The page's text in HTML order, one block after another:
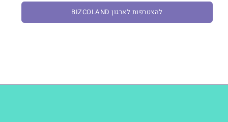
להצטרפות לארגון BIZCOLAND